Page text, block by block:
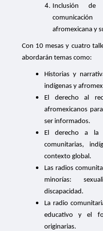
Inclusión
afromexicana y
Con 10 mesas y cuatro
abordarán temas como:
Historias y
indígenas y
El derecho al
afromexicanos
ser informados.
El derecho a la
comunitarias,
contexto global.
Las radios
minorías:
discapacidad.
La radio
educativo y el
originarias.